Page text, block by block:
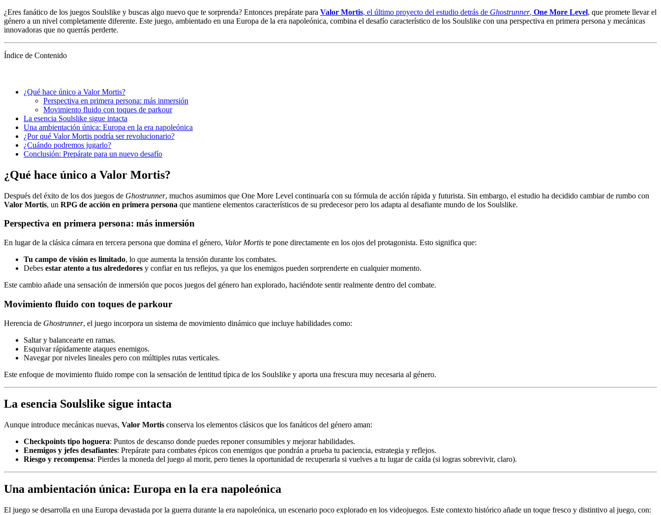
¿Eres fanático de los juegos Soulslike y buscas algo nuevo que te sorprenda? Entonces prepárate para Valor Mortis, el último proyecto del estudio detrás de Ghostrunner, One More Level, que promete llevar el
género a un nivel completamente diferente. Este juego, ambientado en una Europa de la era napoleónica, combina el desafío característico de los Soulslike con una perspectiva en primera persona y mecánicas
innovadoras que no querrás perderte.
Índice de Contenido
¿Qué hace único a Valor Mortis?
Perspectiva en primera persona: más inmersión
Movimiento fluido con toques de parkour
La esencia Soulslike sigue intacta
Una ambientación única: Europa en la era napoleónica
¿Por qué Valor Mortis podría ser revolucionario?
¿Cuándo podremos jugarlo?
Conclusión: Prepárate para un nuevo desafío
¿Qué hace único a Valor Mortis?
Después del éxito de los dos juegos de Ghostrunner, muchos asumimos que One More Level continuaría con su fórmula de acción rápida y futurista. Sin embargo, el estudio ha decidido cambiar de rumbo con
Valor Mortis, un RPG de acción en primera persona que mantiene elementos característicos de su predecesor pero los adapta al desafiante mundo de los Soulslike.
Perspectiva en primera persona: más inmersión
En lugar de la clásica cámara en tercera persona que domina el género, Valor Mortis te pone directamente en los ojos del protagonista. Esto significa que:
Tu campo de visión es limitado, lo que aumenta la tensión durante los combates.
Debes estar atento a tus alrededores y confiar en tus reflejos, ya que los enemigos pueden sorprenderte en cualquier momento.
Este cambio añade una sensación de inmersión que pocos juegos del género han explorado, haciéndote sentir realmente dentro del combate.
Movimiento fluido con toques de parkour
Herencia de Ghostrunner, el juego incorpora un sistema de movimiento dinámico que incluye habilidades como:
Saltar y balancearte en ramas.
Esquivar rápidamente ataques enemigos.
Navegar por niveles lineales pero con múltiples rutas verticales.
Este enfoque de movimiento fluido rompe con la sensación de lentitud típica de los Soulslike y aporta una frescura muy necesaria al género.
La esencia Soulslike sigue intacta
Aunque introduce mecánicas nuevas, Valor Mortis conserva los elementos clásicos que los fanáticos del género aman:
Checkpoints tipo hoguera: Puntos de descanso donde puedes reponer consumibles y mejorar habilidades.
Enemigos y jefes desafiantes: Prepárate para combates épicos con enemigos que pondrán a prueba tu paciencia, estrategia y reflejos.
Riesgo y recompensa: Pierdes la moneda del juego al morir, pero tienes la oportunidad de recuperarla si vuelves a tu lugar de caída (si logras sobrevivir, claro).
Una ambientación única: Europa en la era napoleónica
El juego se desarrolla en una Europa devastada por la guerra durante la era napoleónica, un escenario poco explorado en los videojuegos. Este contexto histórico añade un toque fresco y distintivo al juego, con: